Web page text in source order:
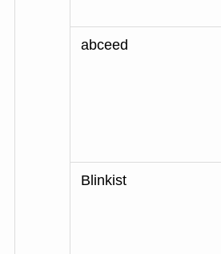
abceed
Blinkist